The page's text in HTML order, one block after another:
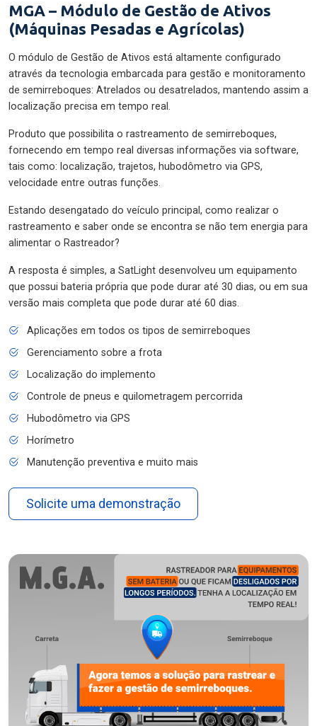
MGA – Módulo de Gestão de Ativos
(Máquinas Pesadas e Agrícolas)
O módulo de Gestão de Ativos está altamente configurado
através da tecnologia embarcada para gestão e monitoramento
de semirreboques: Atrelados ou desatrelados, mantendo assim a
localização precisa em tempo real.
Produto que possibilita o rastreamento de semirreboques,
fornecendo em tempo real diversas informações via software,
tais como: localização, trajetos, hubodômetro via GPS,
velocidade entre outras funções.
Estando desengatado do veículo principal, como realizar o
rastreamento e saber onde se encontra se não tem energia para
alimentar o Rastreador?
A resposta é simples, a SatLight desenvolveu um equipamento
que possui bateria própria que pode durar até 30 dias, ou em sua
versão mais completa que pode durar até 60 dias.
Aplicações em todos os tipos de semirreboques
Gerenciamento sobre a frota
Localização do implemento
Controle de pneus e quilometragem percorrida
Hubodômetro via GPS
Horímetro
Manutenção preventiva e muito mais
Solicite uma demonstração